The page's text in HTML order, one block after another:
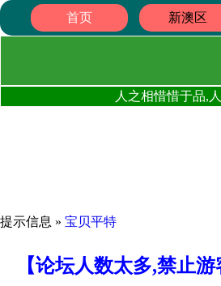
首页 新澳区
人之相惜惜于品,
提示信息 » 宝贝平特
【论坛人数太多,禁止